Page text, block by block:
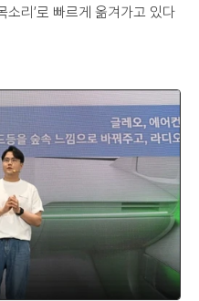
소리’로 빠르게 옮겨가고 있다